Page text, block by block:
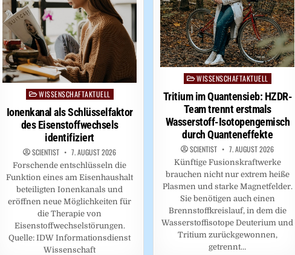
Posted
in
WISSENSCHAFTAKTUELL
Ionenkanal als Schlüsselfaktor
des Eisenstoffwechsels
identifiziert
SCIENTIST 7. AUGUST 2026
Forschende entschlüsseln die
Funktion eines am Eisenhaushalt
beteiligten Ionenkanals und
eröffnen neue Möglichkeiten für
die Therapie von
Eisenstoffwechselstörungen.
Quelle: IDW Informationsdienst
Wissenschaft
PostedWISSENSCHAFTAKTUELL
Tritium im Quantensieb: HZDR-
Team trennt erstmals
Wasserstoff-Isotopengemisch
durch Quanteneffekte
SCIENTIST 7. AUGUST 2026
Künftige Fusionskraftwerke
brauchen nicht nur extrem heiße
Plasmen und starke Magnetfelder.
Sie benötigen auch einen
Brennstoffkreislauf, in dem die
Wasserstoffisotope Deuterium und
Tritium zurückgewonnen,
getrennt…